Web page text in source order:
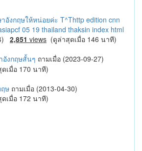
อังกฤษให้หน่อยค่ะ T^Thttp edition cnn
05 19 thailand thaksin index html
2,851 views (ดูล่าสุดเมื่อ 146 นาที)
อังกฤษสั้นๆ ถามเมื่อ (2023-09-27)
เมื่อ 170 นาที)
ษ ถามเมื่อ (2013-04-30)
เมื่อ 172 นาที)